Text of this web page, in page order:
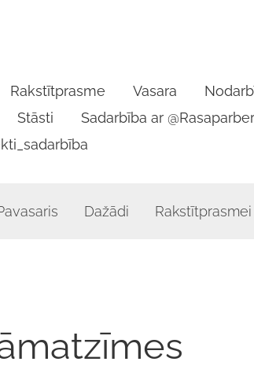
Rakstītprasme Vasara
Stāsti Sadarbība ar
Dažādi Rakstītprasmei